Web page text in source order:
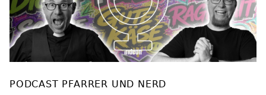
PODCAST PFARRER UND NERD